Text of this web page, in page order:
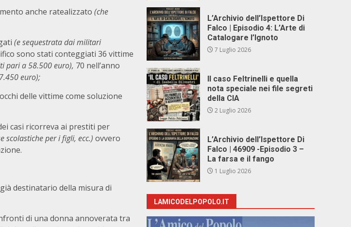
anche ratealizzato (che
(e sequestrata dai militari
sono stati conteggiati 36 vittime
pari a 58.500 euro), 70 nell’anno
euro);
delle vittime come soluzione
casi ricorreva ai prestiti per
scolastiche per i figli, ecc.) ovvero
destinatario della misura di
di una donna annoverata tra
L’Archivio dell’Ispettore Di
Falco | Episodio 4: L’Arte di
Catalogare l’Ignoto
7 Luglio 2026
Il caso Feltrinelli e quella
nota speciale nei file segreti
della CIA
2 Luglio 2026
L’Archivio dell’Ispettore Di
Falco | 46909 -Episodio 3 –
La farsa e il fango
1 Luglio 2026
LAMICODELPOPOLO.IT